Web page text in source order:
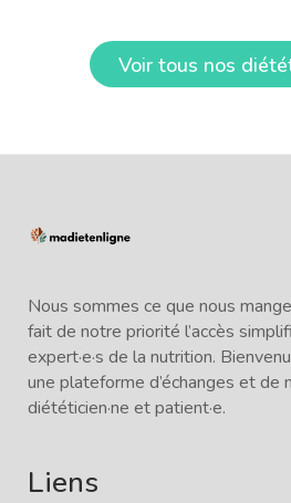
Voir tous nos
Nous sommes ce que nous
fait de notre priorité l’accès
expert·e·s de la nutrition.
une plateforme d’échanges et de
diététicien·ne et patient·e.
Liens